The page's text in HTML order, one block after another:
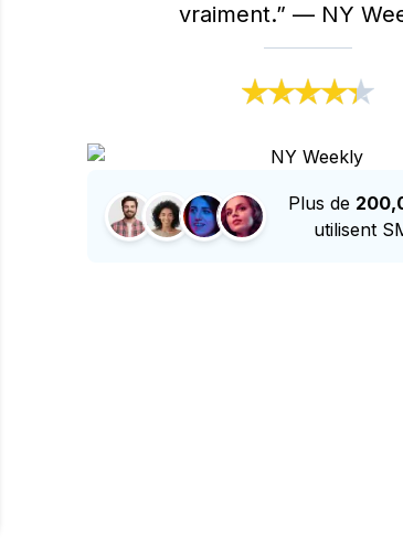
vraiment.” — NY
Plus de
utilisent